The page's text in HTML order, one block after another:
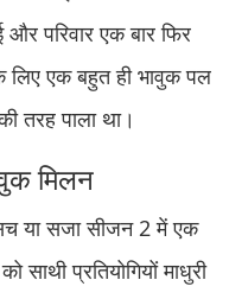
परिवार एक बार फिर
लिए एक बहुत ही भावुक पल
तरह पाला था।
मिलन
या सजा सीजन 2 में एक
प्रतियोगियों माधुरी